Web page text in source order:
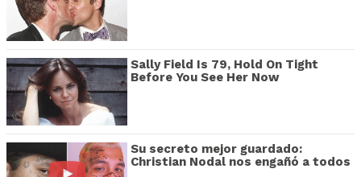
Sally Field Is 79, Hold On Tight
Before You See Her Now
Su secreto mejor guardado:
Christian Nodal nos engañó a todos